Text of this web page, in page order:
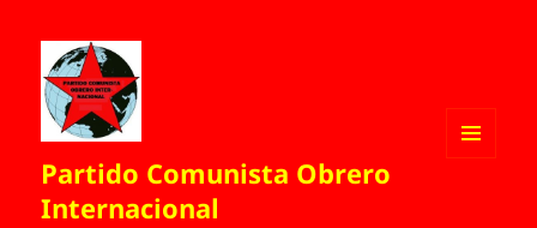
Partido Comunista Obrero
Internacional